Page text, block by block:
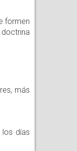
formen
más
los días